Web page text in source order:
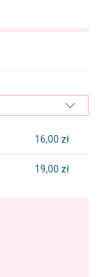
16,00 zł
19,00 zł